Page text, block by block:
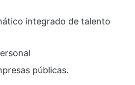
integrado de talento
públicas.